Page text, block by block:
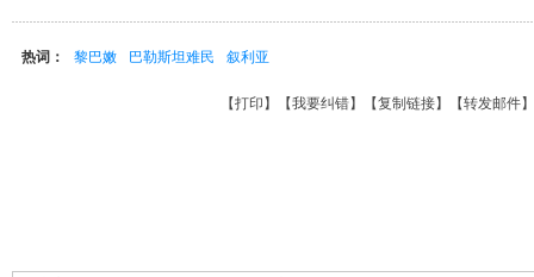
热词： 黎巴嫩 巴勒斯坦难民 叙利亚
【打印 】【我要纠错】【复制链接】【转发邮件